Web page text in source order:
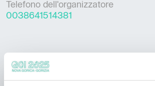
Telefono dell'organizzatore
0038641514381
***GO! 2025 ha una propria policy
degli eventi, consultabile a questo